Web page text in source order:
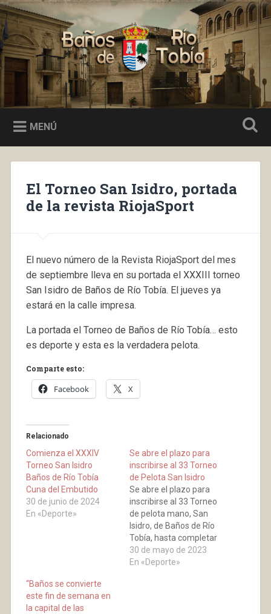
Saltar
al
contenido
Buscar
Baños de Río Tobía
MENÚ
El Torneo San Isidro, portada
de la revista RiojaSport
El nuevo número de la Revista RiojaSport del mes
de septiembre lleva en su portada el XXXIII torneo
San Isidro de Baños de Río Tobía. El jueves ya
estará en la calle impresa.
La portada el Torneo de Baños de Río Tobía… esto
es deporte y esta es la verdadera pelota.
Comparte esto:
Facebook X
Relacionado
Comienza el XXXIV
Torneo San Isidro
Baños de Río Tobía
Cuna del Embutido
30 de junio de 2024
En «Deporte»
Se abre el plazo para
inscribirse al 33 Torneo
de Pelota San Isidro
Se abre el plazo para
inscribirse al 33 Torneo
de pelota mano, San
Isidro, de Baños de Río
Tobía, hasta completar
calendario. Por
WhatsApp al
30 de mayo de 2023
En «Deporte»
“Baños se convierte
este fin de semana en
la capital de las